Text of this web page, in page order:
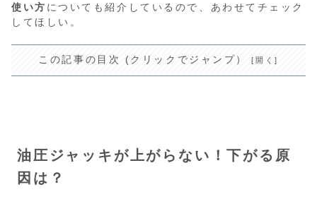
使い方 についても紹介しているので、あわせてチェック
してほしい。
この記事の目次 (クリックでジャンプ）
油圧ジャッキが上がらない！下がる原
因は？